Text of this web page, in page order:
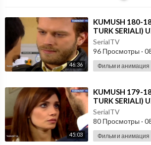
46:36
⁣KUMUSH 180-
TURK SERIALI)
SerialTV
96 Просмотры ·
Фильм и анимация
45:03
⁣KUMUSH 179-
TURK SERIALI)
SerialTV
80 Просмотры ·
Фильм и анимация